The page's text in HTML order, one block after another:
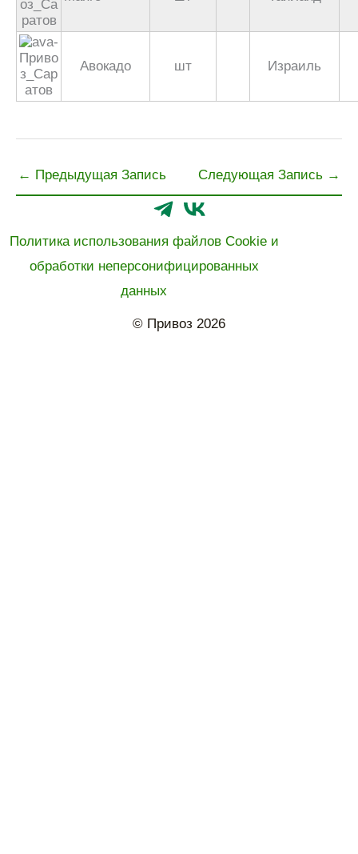
Авокадо шт Израиль
← Предыдущая Запись Следующая Запись →
Политика использования файлов Cookie и
обработки неперсонифицированных
данных
© Привоз 2026